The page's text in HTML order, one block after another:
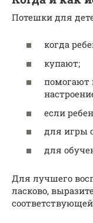
Потешки для
когда
купают;
помогают
если
для игры
для
Для лучшего
ласково,